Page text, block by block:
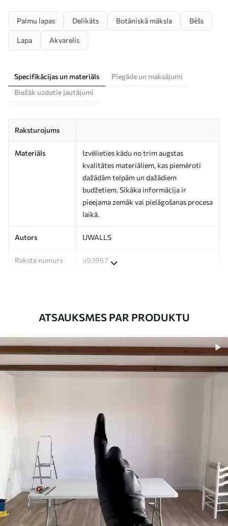
Palmu lapas Delikāts Botāniskā māksla Bēšs
Lapa Akvarelis
Specifikācijas un materiāls
Piegāde un maksājumi
Biežāk uzdotie jautājumi
Raksturojums
Materiāls
Izvēlieties kādu no trim augstas
kvalitātes materiāliem, kas piemēroti
dažādām telpām un dažādiem
budžetiem. Sīkāka informācija ir
pieejama zemāk vai pielāgošanas procesa
laikā.
Autors UWALLS
Raksta numurs u93967
un/vai tapešu līmi.
Tīrīšana
Tapetes var viegli notīrīt ar mīkstu sūkli.
Tapetes ar lakas pārklājumu var tīrīt ar
Viengabala lietojums
Pieejamie materiāli
Standarts
.0027.00€/m²
ATSAUKSMES PAR PRODUKTU